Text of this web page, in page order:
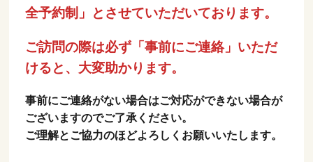
全予約制」とさせていただいております。
ご訪問の際は必ず「事前にご連絡」いただ
けると、大変助かります。
事前にご連絡がない場合はご対応ができない場合が
ございますのでご了承ください。
ご理解とご協力のほどよろしくお願いいたします。